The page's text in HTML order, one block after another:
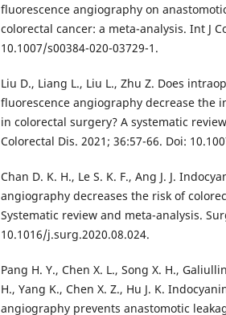
fluorescence angiography on
colorectal cancer: a meta-analysis. Int J
10.1007/s00384-020-03729-1.
Liu D., Liang L., Liu L., Zhu Z. Does
fluorescence angiography decrease the
in colorectal surgery? A systematic
Colorectal Dis. 2021; 36:57-66. Doi:
Chan D. K. H., Le S. K. F., Ang J. J.
angiography decreases the risk of
Systematic review and meta-analysis.
10.1016/j.surg.2020.08.024.
Pang H. Y., Chen X. L., Song X. H.,
H., Yang K., Chen X. Z., Hu J. K.
angiography prevents anastomotic